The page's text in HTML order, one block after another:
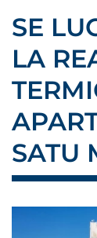
SE
LA
SATU